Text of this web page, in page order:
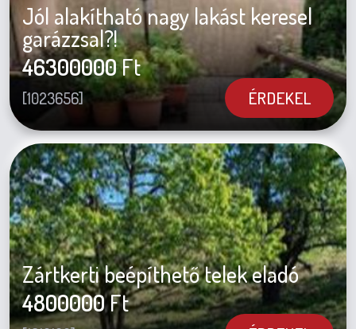
Jól alakítható nagy lakást keresel
garázzsal?!
46300000Ft
[1023656] ÉRDEKEL
Zártkerti beépíthető telek eladó
4800000Ft